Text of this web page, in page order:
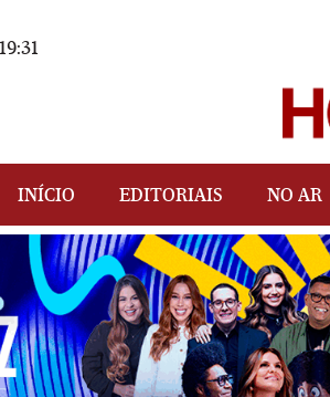
19:31
INÍCIO EDITORIAIS NO AR